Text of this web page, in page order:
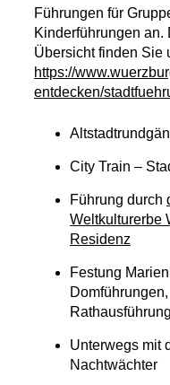
Führungen für
Kinderführungen an.
Übersicht finden Sie
https://
entdecken/
City Train –
Führung durch
Weltkulturerbe
Residenz
Festung
Domführungen,
Unterwegs mit
Nachtwächter